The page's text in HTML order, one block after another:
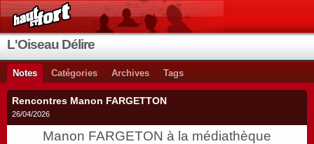
L'Oiseau Délire
Notes Catégories Archives Tags
Rencontres Manon FARGETTON
26/04/2026
Manon FARGETON à la médiathèque